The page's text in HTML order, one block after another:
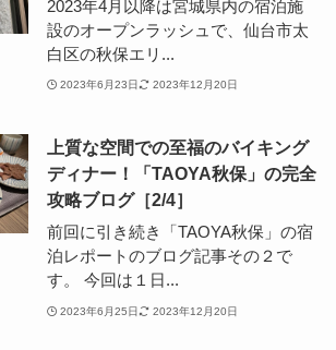
2023年4月以降は宮城県内の宿泊施
設のオープンラッシュで、仙台市太
白区の秋保エリ...
2023年6月23日 2023年12月20日
上質な空間での至福のバイキング
ディナー！「TAOYA秋保」の完全
攻略ブログ［2/4］
前回に引き続き「TAOYA秋保」の宿
泊レポートのブログ記事その２で
す。 今回は１日...
2023年6月25日 2023年12月20日